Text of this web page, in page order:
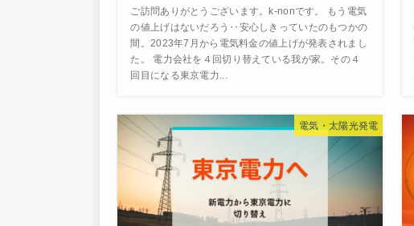
ご訪問ありがとうございます。k-nonです。 もう電気
の値上げはないだろう‥安心しきっていたのもつかの
間。2023年7月から電気料金の値上げが発表されまし
た。 電力会社を４回切り替えている我が家。その４
回目になる東京電力...
電気・太陽光発電